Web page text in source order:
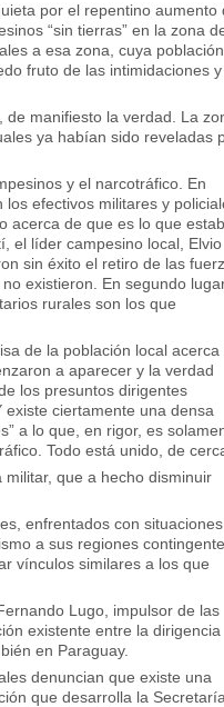
por el repentino aumento
“sin tierras” en la zona
a esa zona, cuya población
fruto de las intimidaciones y
manifiesto la verdad. La
ya habían sido reveladas
y el narcotráfico. En
efectivos militares y
acerca de que es lo que
el líder campesino local, Elvio
sin éxito el retiro de las
existieron. En segundo
rurales son los que
de la población local acerca
a aparecer y la verdad
los presuntos dirigentes
ciertamente una densa
a lo que, en rigor, es
Todo está unido, de
que a hecho disminuir
enfrentados con situaciones
a sus regiones
vínculos similares a los que
Lugo, impulsor de las
existente entre la dirigencia
en Paraguay.
denuncian que existe una
que desarrolla la Secretaría